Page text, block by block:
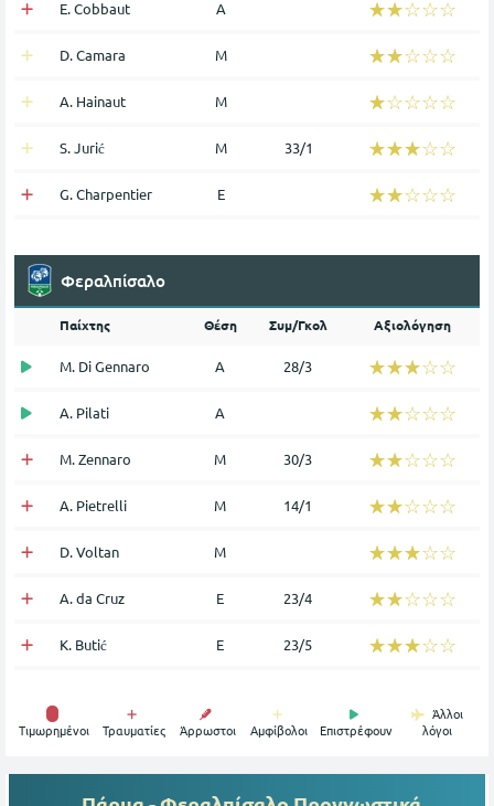
E. Cobbaut Α ☆☆☆☆☆
★★★★★
D. Camara Μ ☆☆☆☆☆
★★★★★
A. Hainaut Μ ☆☆☆☆☆
★★★★★
S. Jurić Μ 33/1 ☆☆☆☆☆
★★★★★
G. Charpentier Ε ☆☆☆☆☆
★★★★★
Φεραλπίσαλο
Παίχτης Θέση Συμ/Γκολ Αξιολόγηση
M. Di Gennaro Α 28/3 ☆☆☆☆☆
★★★★★
A. Pilati Α ☆☆☆☆☆
★★★★★
M. Zennaro Μ 30/3 ☆☆☆☆☆
★★★★★
A. Pietrelli Μ 14/1 ☆☆☆☆☆
★★★★★
D. Voltan Μ ☆☆☆☆☆
★★★★★
A. da Cruz Ε 23/4 ☆☆☆☆☆
★★★★★
K. Butić Ε 23/5 ☆☆☆☆☆
★★★★★
Tιμωρημένοι Τραυματίες Άρρωστοι Αμφίβολοι Επιστρέφουν
Άλλοι
λόγοι